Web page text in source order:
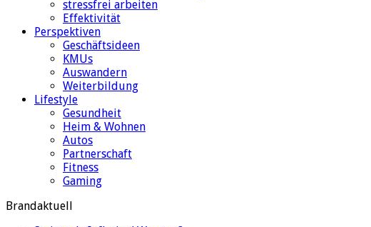
stressfrei arbeiten
Effektivität
Perspektiven
Geschäftsideen
KMUs
Auswandern
Weiterbildung
Lifestyle
Gesundheit
Heim & Wohnen
Autos
Partnerschaft
Fitness
Gaming
Brandaktuell